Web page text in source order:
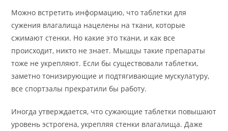
Можно встретить информацию, что таблетки для
сужения влагалища нацелены на ткани, которые
сжимают стенки. Но какие это ткани, и как все
происходит, никто не знает. Мышцы такие препараты
тоже не укрепляют. Если бы существовали таблетки,
заметно тонизирующие и подтягивающие мускулатуру,
все спортзалы прекратили бы работу.
Иногда утверждается, что сужающие таблетки повышают
уровень эстрогена, укрепляя стенки влагалища. Даже